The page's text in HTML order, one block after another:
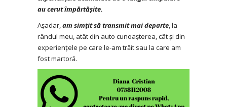
au cerut împărtășite.
Așadar,am simțit să transmit mai departe, la
rândul meu, atât din auto cunoașterea, cât și din
experiențele pe care le-am trăit sau la care am
fost martoră.